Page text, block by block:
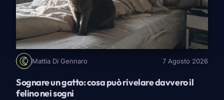
Mattia Di Gennaro 7 Agosto 2026
Sognare un gatto: cosa può rivelare davvero il
felino nei sogni